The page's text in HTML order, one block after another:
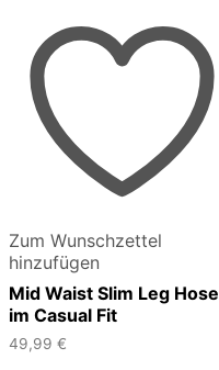
Zum Wunschzettel
hinzufügen
Mid Waist Slim Leg Hose
im Casual Fit
49,99 €